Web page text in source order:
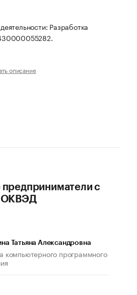
Разработка
описание
предприниматели с
ОКВЭД
Татьяна Александровна
компьютерного программного